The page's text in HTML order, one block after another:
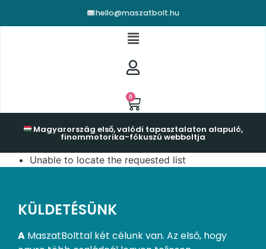
hello@maszatbolt.hu
0
Magyarország első, valódi tapasztalaton alapuló,
finommotorika-fókuszú webboltja
Unable to locate the requested list
KÜLDETÉSÜNK
A MaszatBolttal két célunk van. Az első, hogy